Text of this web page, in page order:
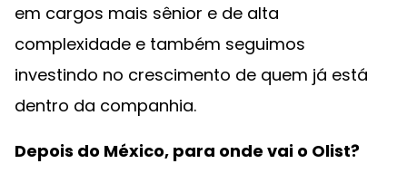
em cargos mais sênior e de alta
complexidade e também seguimos
investindo no crescimento de quem já está
dentro da companhia.
Depois do México, para onde vai o Olist?